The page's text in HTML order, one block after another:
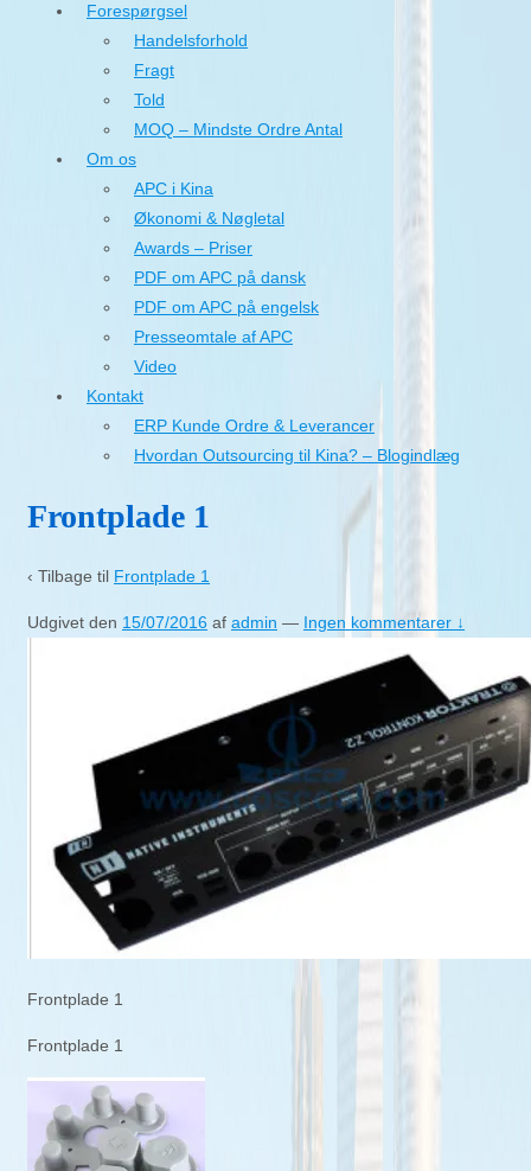
Forespørgsel
Handelsforhold
Fragt
Told
MOQ – Mindste Ordre Antal
Om os
APC i Kina
Økonomi & Nøgletal
Awards – Priser
PDF om APC på dansk
PDF om APC på engelsk
Presseomtale af APC
Video
Kontakt
ERP Kunde Ordre & Leverancer
Hvordan Outsourcing til Kina? – Blogindlæg
Frontplade 1
‹ Tilbage til Frontplade 1
Udgivet den 15/07/2016 af admin — Ingen kommentarer ↓
Frontplade 1
Frontplade 1